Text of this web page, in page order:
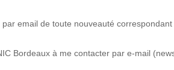
email de toute nouveauté
Bordeaux à me contacter par e-mail